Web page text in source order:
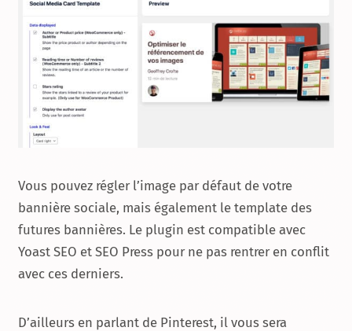
Vous pouvez régler l’image par défaut de votre
bannière sociale, mais également le template des
futures bannières. Le plugin est compatible avec
Yoast SEO et SEO Press pour ne pas rentrer en conflit
avec ces derniers.
D’ailleurs en parlant de Pinterest, il vous sera